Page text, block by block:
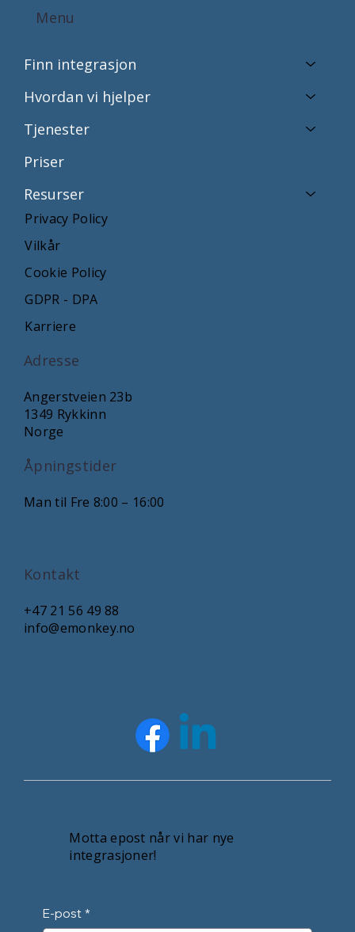
Menu
Privacy Policy
Finn integrasjon
Hvordan vi hjelper
Tjenester
Priser
Resurser
Vilkår
Cookie Policy
GDPR - DPA
Karriere
Adresse
Angerstveien 23b
1349 Rykkinn
Norge
Åpningstider
Man til Fre 8:00 – 16:00
Kontakt
+47 21 56 49 88
info@emonkey.no
Motta epost når vi har nye
integrasjoner!
E-post *